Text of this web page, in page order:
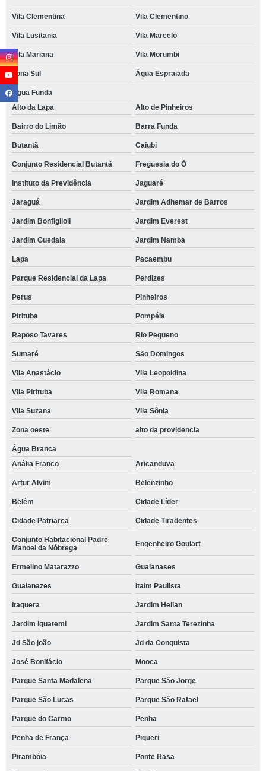
Vila Clementina Vila Clementino
Vila Lusitania Vila Marcelo
Vila Mariana Vila Morumbi
Zona Sul Água Espraiada
Água Funda
Alto da Lapa
Alto de Pinheiros
Bairro do Limão Barra Funda
Butantã Caiubi
Conjunto Residencial Butantã Freguesia do Ó
Instituto da Previdência Jaguaré
Jaraguá Jardim Adhemar de Barros
Jardim Bonfiglioli Jardim Everest
Jardim Guedala Jardim Namba
Lapa Pacaembu
Parque Residencial da Lapa Perdizes
Perus Pinheiros
Pirituba Pompéia
Raposo Tavares Rio Pequeno
Sumaré São Domingos
Vila Anastácio Vila Leopoldina
Vila Pirituba Vila Romana
Vila Suzana Vila Sônia
Zona oeste alto da providencia
Água Branca
Anália Franco
Aricanduva
Artur Alvim Belenzinho
Belém Cidade Líder
Cidade Patriarca Cidade Tiradentes
Conjunto Habitacional Padre
Manoel da Nóbrega
Engenheiro Goulart
Ermelino Matarazzo Guaianases
Guaianazes Itaim Paulista
Itaquera Jardim Helian
Jardim Iguatemi Jardim Santa Terezinha
Jd São joão Jd da Conquista
José Bonifácio Mooca
Parque Santa Madalena Parque São Jorge
Parque São Lucas Parque São Rafael
Parque do Carmo Penha
Penha de França Piqueri
Pirambóia Ponte Rasa